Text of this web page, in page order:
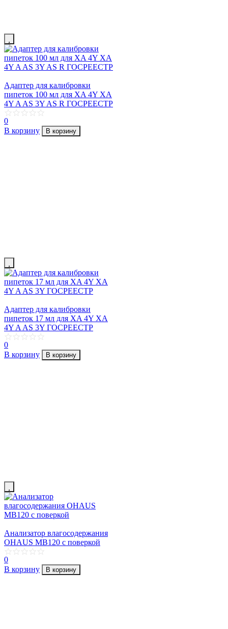
Адаптер для калибровки
пипеток 100 мл для XA 4Y XA
4Y A AS 3Y AS R ГОСРЕЕСТР
0
В корзину
В корзину
Адаптер для калибровки
пипеток 17 мл для XA 4Y XA
4Y A AS 3Y ГОСРЕЕСТР
0
В корзину
В корзину
Анализатор влагосодержания
OHAUS MB120 с поверкой
0
В корзину
В корзину